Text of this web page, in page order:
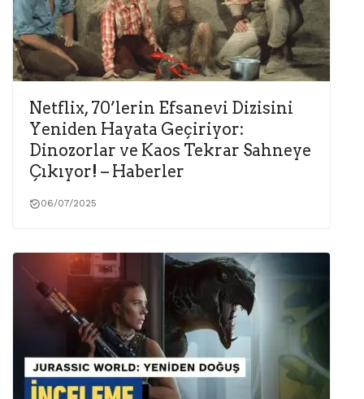
Netflix, 70’lerin Efsanevi Dizisini
Yeniden Hayata Geçiriyor:
Dinozorlar ve Kaos Tekrar Sahneye
Çıkıyor! – Haberler
06/07/2025